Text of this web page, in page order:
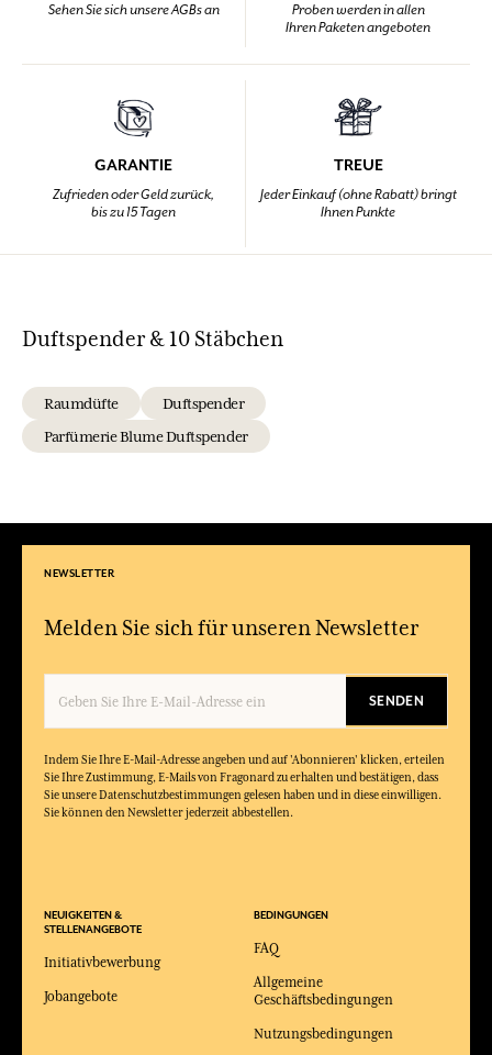
Sehen Sie sich unsere AGBs an
Proben werden in allen
Ihren Paketen angeboten
GARANTIE
Zufrieden oder Geld zurück,
bis zu 15 Tagen
TREUE
Jeder Einkauf (ohne Rabatt) bringt
Ihnen Punkte
Duftspender & 10 Stäbchen
Raumdüfte
Duftspender
Parfümerie Blume Duftspender
NEWSLETTER
Melden Sie sich für unseren Newsletter
SENDEN
Indem Sie Ihre E-Mail-Adresse angeben und auf 'Abonnieren' klicken, erteilen
Sie Ihre Zustimmung, E-Mails von Fragonard zu erhalten und bestätigen, dass
Sie unsere Datenschutzbestimmungen gelesen haben und in diese einwilligen.
Sie können den Newsletter jederzeit abbestellen.
BEDINGUNGEN
FAQ
Allgemeine
Geschäftsbedingungen
Nutzungsbedingungen
NEUIGKEITEN &
STELLENANGEBOTE
Initiativbewerbung
Jobangebote